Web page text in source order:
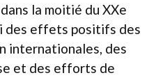
la moitié du XXe
des effets positifs des
internationales, des
et des efforts de